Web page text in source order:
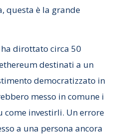
questa è la grande
dirottato circa 50
destinati a un
democratizzato in
messo in comune i
come investirli. Un errore
a una persona ancora